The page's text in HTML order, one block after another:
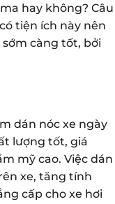
hay không? Câu
tiện ích này nên
càng tốt, bởi
dán nóc xe ngày
lượng tốt, giá
mỹ cao. Việc dán
xe, tăng tính
cấp cho xe hơi